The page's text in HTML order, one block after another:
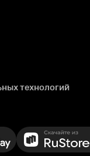
технологий